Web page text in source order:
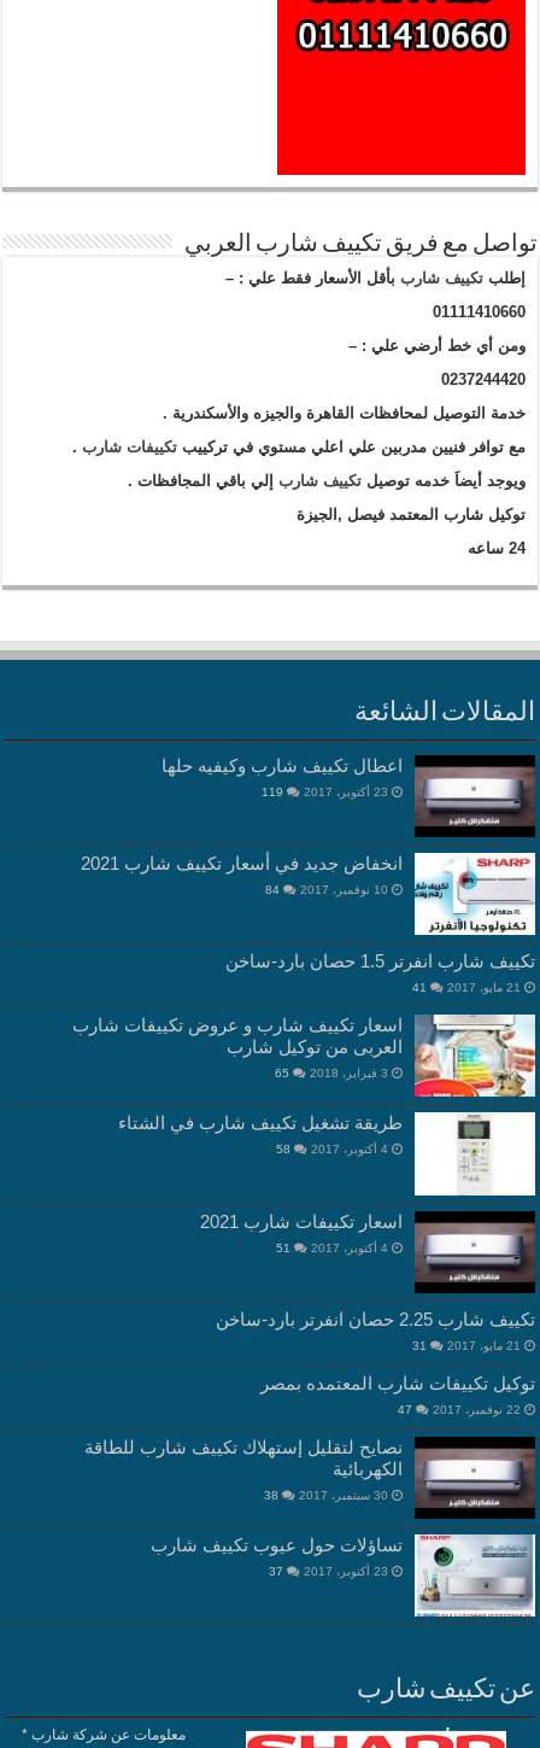
تواصل مع فريق تكييف شارب العربي
إطلبتكييف شارب بأقل الأسعار فقط علي : –
01111410660
ومن أي خط أرضي علي : –
0237244420
خدمة التوصيل لمحافظات القاهرة والجيزه والأسكندرية .
مع توافر فنيين مدربين علي اعلي مستوي في تركييبتكييفات شارب .
ويوجد أيضاَ خدمه توصيل تكييف شارب إلي باقي المجافظات .
توكيل شارب المعتمد فيصل ,الجيزة
24 ساعه
المقالات الشائعة
اعطال تكييف شارب وكيفيه حلها
23 أكتوبر، 2017 119
انخفاض جديد في أسعار تكييف شارب 2021
10 نوفمبر، 2017 84
تكييف شارب انفرتر 1.5 حصان بارد-ساخن
21 مايو، 2017 41
اسعار تكييف شارب و عروض تكييفات شارب
العربى من توكيل شارب
3 فبراير، 2018 65
طريقة تشغيل تكييف شارب في الشتاء
4 أكتوبر، 2017 58
اسعار تكييفات شارب 2021
4 أكتوبر، 2017 51
تكييف شارب 2.25 حصان انفرتر بارد-ساخن
21 مايو، 2017 31
توكيل تكييفات شارب المعتمده بمصر
22 نوفمبر، 2017 47
نصايح لتقليل إستهلاك تكييف شارب للطاقة
الكهربائية
30 سبتمبر، 2017 38
تساؤلات حول عيوب تكييف شارب
23 أكتوبر، 2017 37
عن تكييف شارب
معلومات عن شركة شارب *